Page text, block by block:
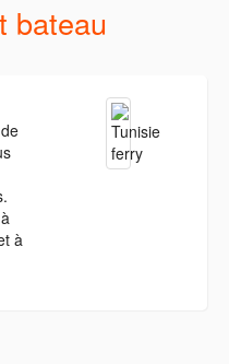
bateau
à